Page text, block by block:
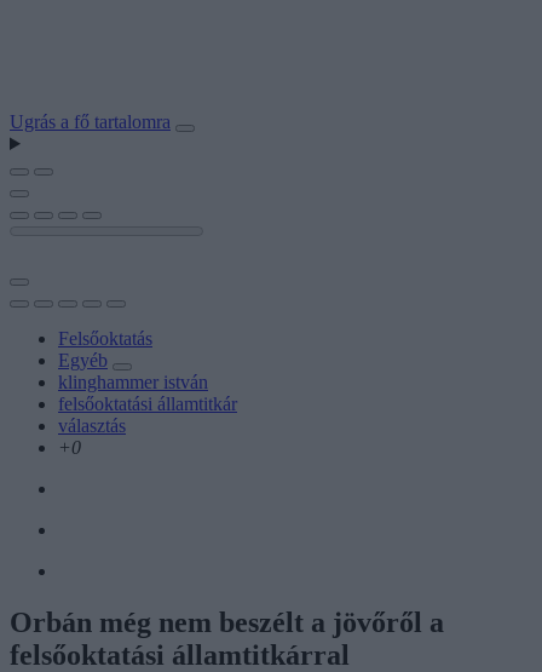
Ugrás a fő tartalomra
Felsőoktatás
Egyéb
klinghammer istván
felsőoktatási államtitkár
választás
+0
Orbán még nem beszélt a jövőről a
felsőoktatási államtitkárral